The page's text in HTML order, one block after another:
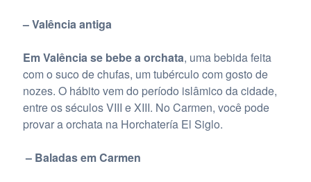
– Valência antiga
Em Valência se bebe a orchata, uma bebida feita
com o suco de chufas, um tubérculo com gosto de
nozes. O hábito vem do período islâmico da cidade,
entre os séculos VIII e XIII. No Carmen, você pode
provar a orchata na Horchatería El Siglo.
– Baladas em Carmen